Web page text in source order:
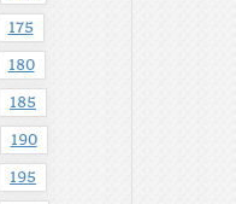
175
180
185
190
195